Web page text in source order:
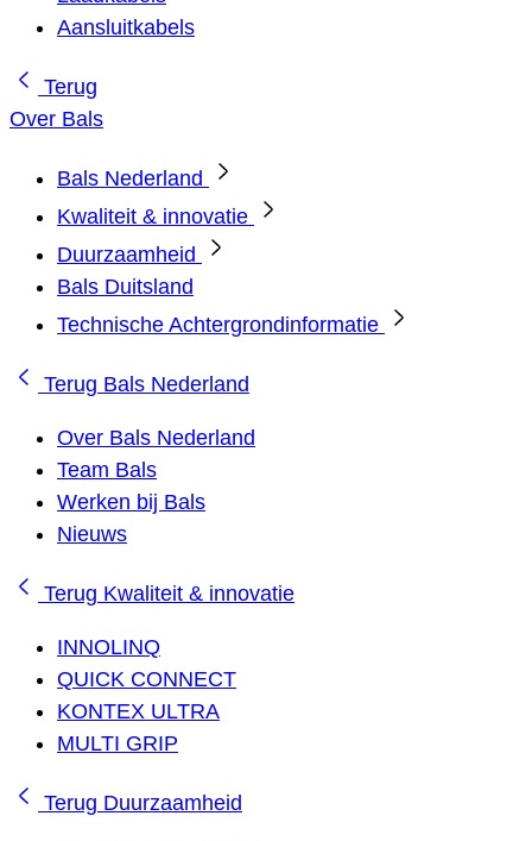
Aansluitkabels
Terug
Over Bals
Bals Nederland
Kwaliteit & innovatie
Duurzaamheid
Bals Duitsland
Technische Achtergrondinformatie
Terug Bals Nederland
Over Bals Nederland
Team Bals
Werken bij Bals
Nieuws
Terug Kwaliteit & innovatie
INNOLINQ
QUICK CONNECT
KONTEX ULTRA
MULTI GRIP
Terug Duurzaamheid